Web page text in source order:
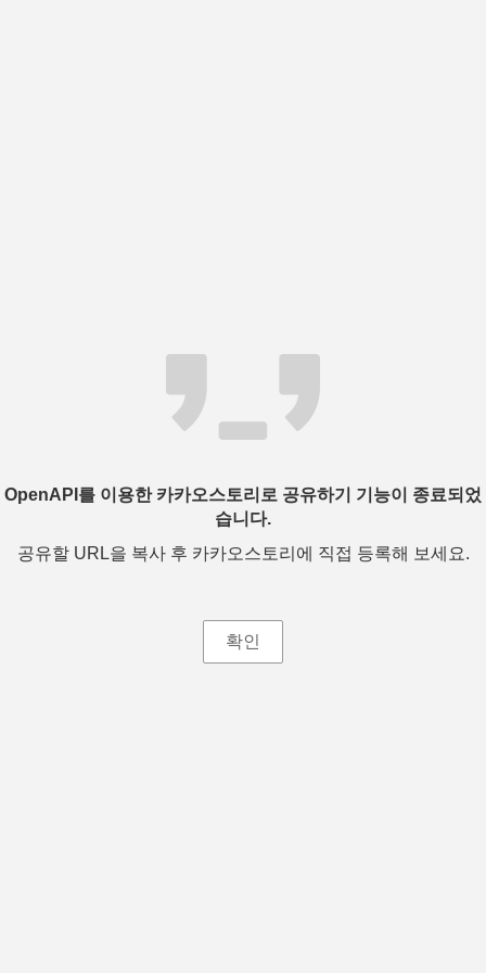
OpenAPI를 이용한 카카오스토리로 공유하기 기능이 종료되었
습니다.
공유할 URL을 복사 후 카카오스토리에 직접 등록해 보세요.
확인